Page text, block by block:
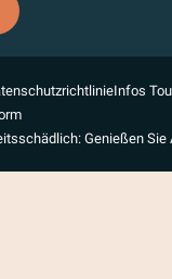
Infos
Genießen Sie